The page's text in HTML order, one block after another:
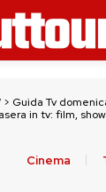
> Guida Tv
in tv: film,
Cinema